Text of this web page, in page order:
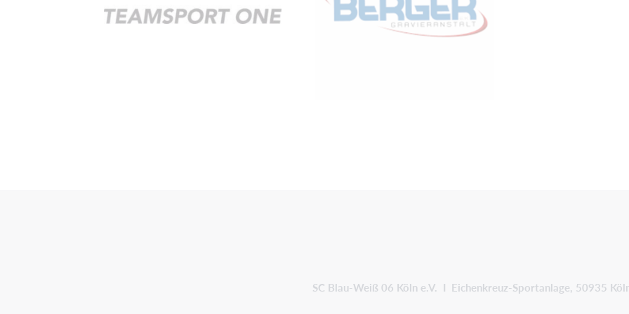
SC Blau-Weiß 06 Köln e.V. I Eichenkreuz-Sportanlage, 50935